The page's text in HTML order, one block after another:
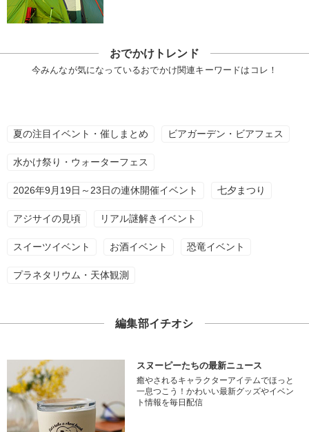
おでかけトレンド
今みんなが気になっているおでかけ関連キーワードはコレ！
夏の注目イベント・催しまとめ ビアガーデン・ビアフェス
水かけ祭り・ウォーターフェス
2026年9月19日～23日の連休開催イベント 七夕まつり
アジサイの見頃 リアル謎解きイベント
スイーツイベント お酒イベント 恐竜イベント
プラネタリウム・天体観測
編集部イチオシ
スヌーピーたちの最新ニュース
癒やされるキャラクターアイテムでほっと
一息つこう！かわいい最新グッズやイベン
ト情報を毎日配信